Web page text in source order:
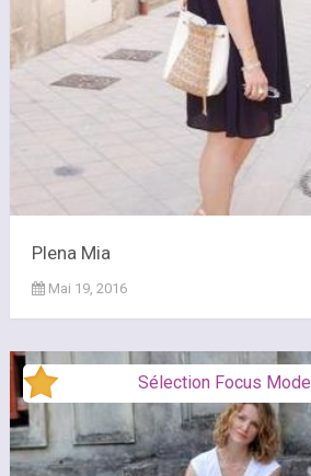
Plena Mia
Mai 19, 2016
Sélection Focus Mode